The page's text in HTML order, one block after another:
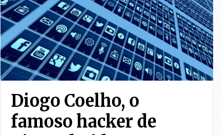
Diogo Coelho, o
famoso hacker de